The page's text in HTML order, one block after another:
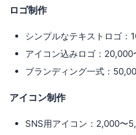
ロゴ制作
シンプルなテキストロゴ：
アイコン込みロゴ：
ブランディング一式：
アイコン制作
SNS用アイコン：2,000〜